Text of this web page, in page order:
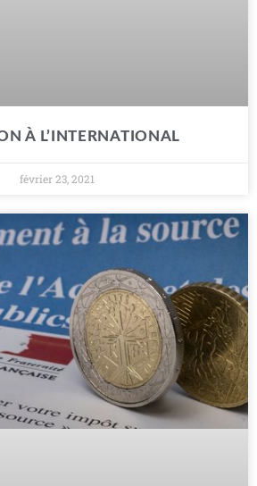
À L’INTERNATIONAL
février 23, 2021